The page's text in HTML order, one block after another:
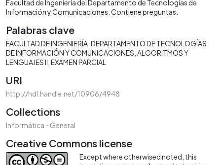
Facultad de Ingeniería del Departamento de Tecnologías de
Información y Comunicaciones. Contiene preguntas.
Palabras clave
FACULTAD DE INGENIERÍA DEPARTAMENTO DE TECNOLOGÍAS
DE INFORMACIÓN Y COMUNICACIONES ALGORITMOS Y
LENGUAJES II EXAMEN PARCIAL
URI
http://hdl.handle.net/10906/4948
Collections
Informática - General
Creative Commons license
Except where otherwised noted, this